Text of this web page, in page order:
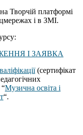
Творчій платформі
і в ЗМІ.
І ЗАЯВКА
(сертифікат
“Музична освіта і
“.